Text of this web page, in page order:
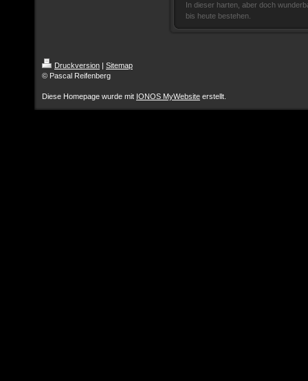
In dieser harten, aber doch
bis heute bestehen.
Druckversion | Sitemap
© Pascal Reifenberg
Diese Homepage wurde mit IONOS MyWebsite erstellt.